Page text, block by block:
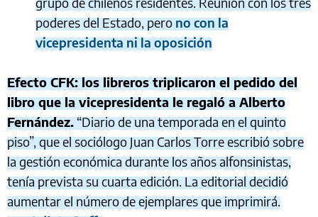
poderes del Estado, perono con la
vicepresidenta ni la oposición
Efecto CFK: los libreros triplicaron el pedido del
libro que la vicepresidenta le regaló a Alberto
Fernández.“Diario de una temporada en el quinto
piso”, que el sociólogo Juan Carlos Torre escribió sobre
la gestión económica durante los años alfonsinistas,
tenía prevista su cuarta edición. La editorial decidió
aumentar el número de ejemplares que imprimirá.